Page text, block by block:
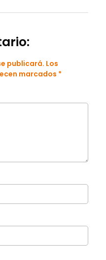
publicará. Los
marcados *